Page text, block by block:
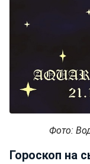
Фото:
Гороскоп на